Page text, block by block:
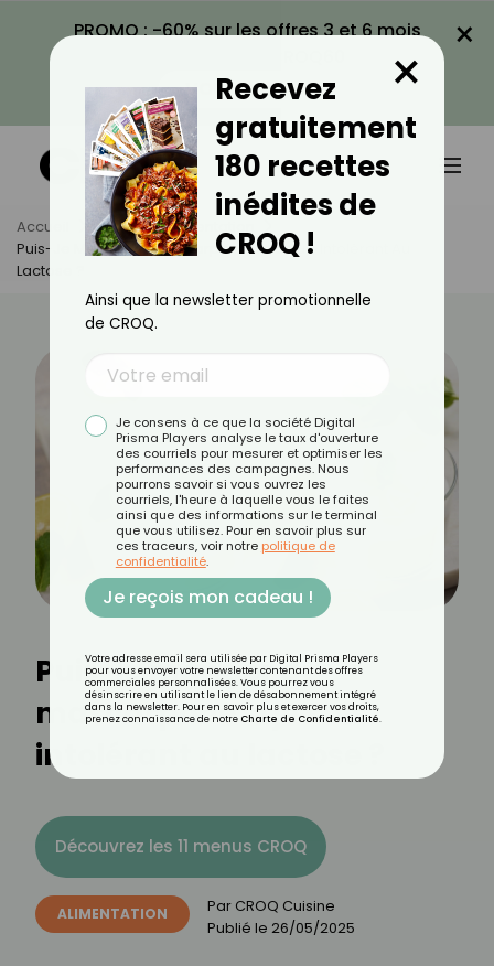
PROMO : -60% sur les offres 3 et 6 mois
VOIR LA PROMO
×
Accueil Actus
Alimentation
Puis-Je Manger Du Mascarpone Si Je Suis Intolérant Au
Lactose ?
Puis-je manger du
mascarpone si je suis
intolérant au lactose ?
Découvrez les 11 menus CROQ
ALIMENTATION Par CROQ Cuisine
Publié le 26/05/2025
Recevez
gratuitement
180 recettes
inédites de
CROQ !
×
Ainsi que la newsletter promotionnelle
de CROQ.
Je consens à ce que la société Digital
Prisma Players analyse le taux d'ouverture
des courriels pour mesurer et optimiser les
performances des campagnes. Nous
pourrons savoir si vous ouvrez les
courriels, l'heure à laquelle vous le faites
ainsi que des informations sur le terminal
que vous utilisez. Pour en savoir plus sur
ces traceurs, voir notre politique de
confidentialité.
Je reçois mon cadeau !
Votre adresse email sera utilisée par Digital Prisma Players
pour vous envoyer votre newsletter contenant des offres
commerciales personnalisées. Vous pourrez vous
désinscrire en utilisant le lien de désabonnement intégré
dans la newsletter. Pour en savoir plus et exercer vos droits,
prenez connaissance de notre Charte de Confidentialité.